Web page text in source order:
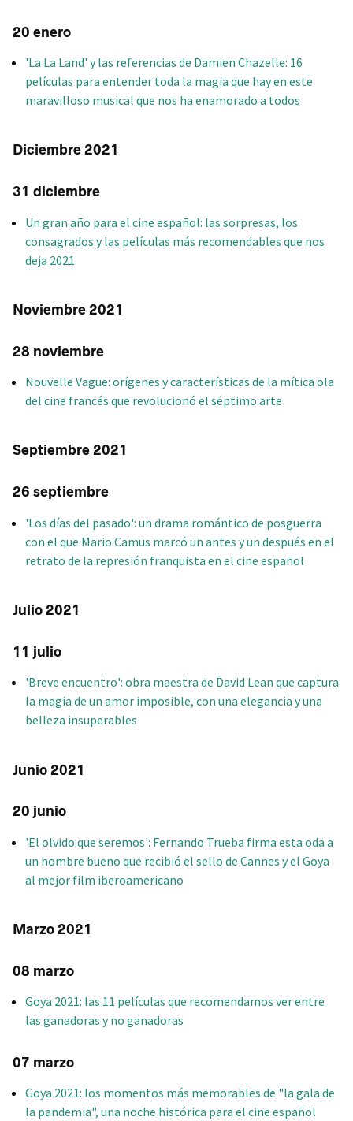
20 enero
'La La Land' y las referencias de Damien Chazelle: 16
películas para entender toda la magia que hay en este
maravilloso musical que nos ha enamorado a todos
Diciembre 2021
31 diciembre
Un gran año para el cine español: las sorpresas, los
consagrados y las películas más recomendables que nos
deja 2021
Noviembre 2021
28 noviembre
Nouvelle Vague: orígenes y características de la mítica ola
del cine francés que revolucionó el séptimo arte
Septiembre 2021
26 septiembre
'Los días del pasado': un drama romántico de posguerra
con el que Mario Camus marcó un antes y un después en el
retrato de la represión franquista en el cine español
Julio 2021
11 julio
'Breve encuentro': obra maestra de David Lean que captura
la magia de un amor imposible, con una elegancia y una
belleza insuperables
Junio 2021
20 junio
'El olvido que seremos': Fernando Trueba firma esta oda a
un hombre bueno que recibió el sello de Cannes y el Goya
al mejor film iberoamericano
Marzo 2021
08 marzo
Goya 2021: las 11 películas que recomendamos ver entre
las ganadoras y no ganadoras
07 marzo
Goya 2021: los momentos más memorables de "la gala de
la pandemia", una noche histórica para el cine español